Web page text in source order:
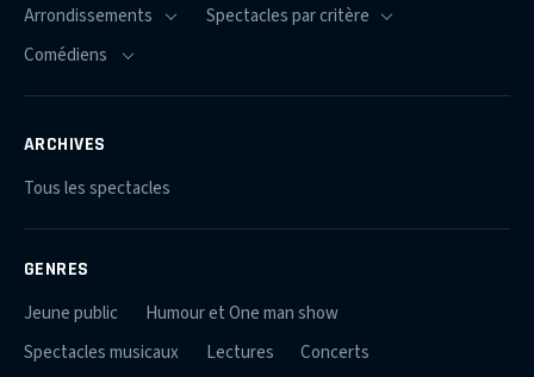
ARCHIVES
Tous les spectacles
GENRES
Jeune public
Humour et One man show
Spectacles musicaux
Lectures
Concerts